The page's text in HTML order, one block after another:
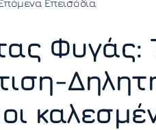
Επεισόδια
Φυγάς: